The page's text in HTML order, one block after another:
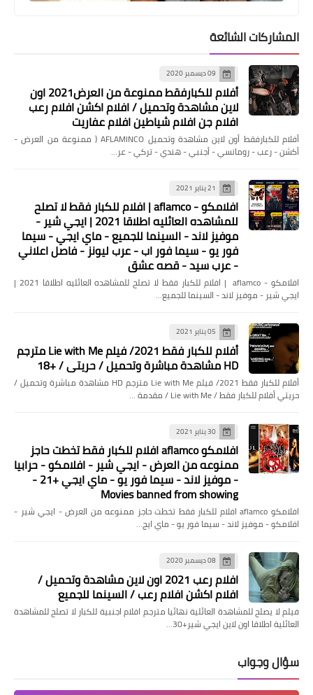
أخبار
عاجل و لمصلحة اصحاب المعاشات .. نواب
مصر يزلزلوا مبني البرلمان شاهد كلمة
السر “الشامل”
تناسخ الارواح قصة حقيقية الجزء الاول
بالفيديو ..هدف الفوز القاتل لنهضة بركان
على الزمالك كأس الكونفيدرالية
الأفريقية
المشاركات الشائعة
09 ديسمبر 2020
أفلام للكبارفقط ممنوعة من العرض2021 اون
لاين مشاهدة وتحميل / افلام اكشن افلام رعب
افلام جن افلام شياطين افلام عفاريت
أفلام للكبارفقط أون لاين مشاهدة وتحميل AFLAMINCO ( ممنوعة من العرض -
أكشن - رعب - رومانسي - أجنبي - هندي - تركي - عر…
21 يناير 2021
افلامكو - aflamco | افلام للكبار فقط لا تصلح
للمشاهده العائليه اطلاقا 2021 | ايجي شير -
موفيز لاند - السينما للجميع - ماي ايجي - سيما
فور يو - سيما فور اب - عرب ليونز - فاصل اعلاني
- عرب سيد - قصه عشق
افلامكو - aflamco | افلام للكبار فقط لا تصلح للمشاهده العائليه اطلاقا 2021 |
ايجي شير - موفيز لاند - السينما للجميع…
05 يناير 2021
أفلام للكبار فقط 2021/ فيلم Lie with Me مترجم
HD مشاهدة مباشرة وتحميل / حريتي / +18
أفلام للكبار فقط 2021/ فيلم Lie with Me مترجم HD مشاهدة مباشرة وتحميل /
حريتي أفلام للكبار فقط / Lie with Me / مقدمة …
30 يناير 2021
افلامكو aflamco افلام للكبار فقط تخطت حاجز
ممنوعه من العرض - ايجي شير - افلامكو - حرابيا
- موفيز لاند - سيما فور يو - ماي ايجي +21 -
Movies banned from showing
افلامكو aflamco افلام للكبار فقط تخطت حاجز ممنوعه من العرض - ايجي شير -
افلامكو - موفيز لاند - سيما فور يو - ماي ايج…
08 ديسمبر 2020
افلام رعب 2021 اون لاين مشاهدة وتحميل /
افلام اكشن افلام رعب / السينما للجميع
فيلم لا يصلح للمشاهدة العائلية نهائيا مترجم افلام اجنبية للكبار لا تصلح للمشاهدة
العائلية اطلاقا اون لاين ايجي شير+30…
سؤال وجواب